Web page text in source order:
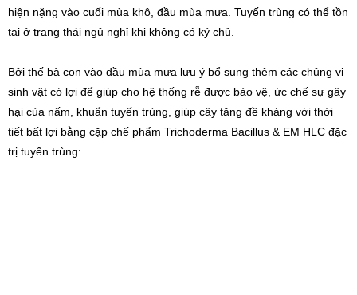
hiện nặng vào cuối mùa khô, đầu mùa mưa. Tuyến trùng có thể tồn
tại ở trạng thái ngủ nghỉ khi không có ký chủ.
Bởi thế bà con vào đầu mùa mưa lưu ý bổ sung thêm các chủng vi
sinh vật có lợi để giúp cho hệ thống rễ được bảo vệ, ức chế sự gây
hại của nấm, khuẩn tuyến trùng, giúp cây tăng đề kháng với thời
tiết bất lợi bằng cặp chế phẩm Trichoderma Bacillus & EM HLC đặc
trị tuyến trùng: